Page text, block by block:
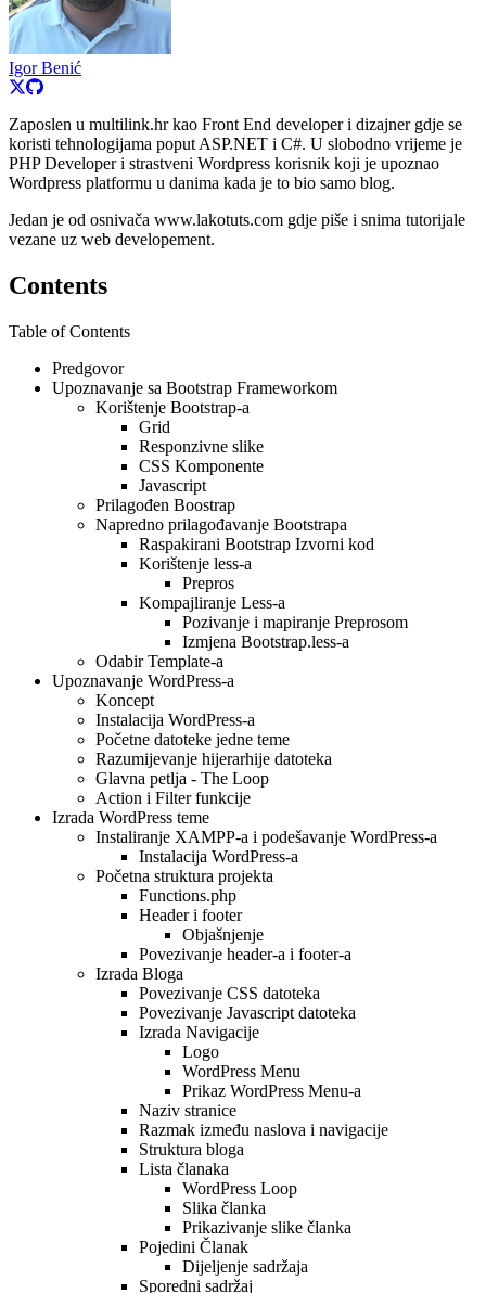
Igor Benić
Zaposlen u multilink.hr kao Front End developer i dizajner gdje se
koristi tehnologijama poput ASP.NET i C#. U slobodno vrijeme je
PHP Developer i strastveni Wordpress korisnik koji je upoznao
Wordpress platformu u danima kada je to bio samo blog.
Jedan je od osnivača www.lakotuts.com gdje piše i snima tutorijale
vezane uz web developement.
Contents
Table of Contents
Predgovor
Upoznavanje sa Bootstrap Frameworkom
Korištenje Bootstrap-a
Grid
Responzivne slike
CSS Komponente
Javascript
Prilagođen Boostrap
Napredno prilagođavanje Bootstrapa
Raspakirani Bootstrap Izvorni kod
Korištenje less-a
Prepros
Kompajliranje Less-a
Pozivanje i mapiranje Preprosom
Izmjena Bootstrap.less-a
Odabir Template-a
Upoznavanje WordPress-a
Koncept
Instalacija WordPress-a
Početne datoteke jedne teme
Razumijevanje hijerarhije datoteka
Glavna petlja - The Loop
Action i Filter funkcije
Izrada WordPress teme
Instaliranje XAMPP-a i podešavanje WordPress-a
Instalacija WordPress-a
Početna struktura projekta
Functions.php
Header i footer
Objašnjenje
Povezivanje header-a i footer-a
Izrada Bloga
Povezivanje CSS datoteka
Povezivanje Javascript datoteka
Izrada Navigacije
Logo
WordPress Menu
Prikaz WordPress Menu-a
Naziv stranice
Razmak između naslova i navigacije
Struktura bloga
Lista članaka
WordPress Loop
Slika članka
Prikazivanje slike članka
Pojedini Članak
Dijeljenje sadržaja
Sporedni sadržaj